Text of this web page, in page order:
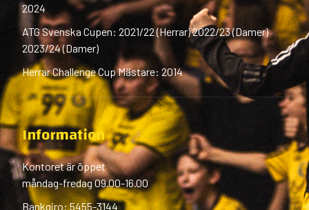
2024
ATG Svenska Cupen: 2021/22 (Herrar) 2022/23 (Damer)
2023/24 (Damer)
Herrar Challenge Cup Mästare: 2014
Information
Kontoret är öppet
måndag-fredag 09.00-16.00
Bankgiro: 5455-3144